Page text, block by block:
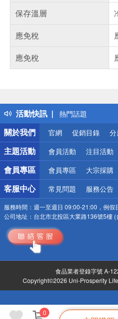
0
保存溫層
應免稅
應免稅
活動快訊
得獎公告
熱門話題
銀行優惠
偏遠地區配送
詐騙網頁！請小心
關於我們
官網 促銷目錄
主題活動 會員活動 注目活動
會員專區 會員專區 大宗採購
客服中心 常見問題 服務公告
服務時間： 週一至週日 09:00-21:00，例假
公司地址： 台北市北投區大業路136號5樓 (
食品業者登錄字號 A-
Copyright©2026 Uni-Prosperity